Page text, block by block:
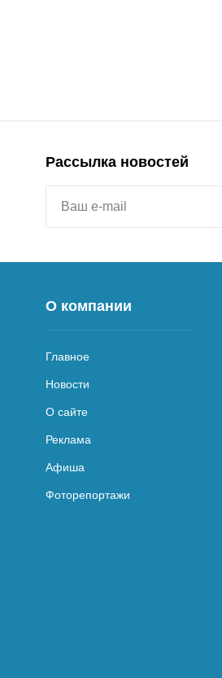
Рассылка новостей
О компании
Главное
Новости
О сайте
Реклама
Афиша
Фоторепортажи